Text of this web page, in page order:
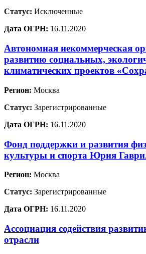
Статус: Исключенные
Дата ОГРН: 16.11.2020
Автономная некоммерческая
развитию социальных,
климатических проектов
Регион: Москва
Статус: Зарегистрированные
Дата ОГРН: 16.11.2020
Фонд поддержки и развития
культуры и спорта Юрия
Регион: Москва
Статус: Зарегистрированные
Дата ОГРН: 16.11.2020
Ассоциация содействия
отрасли